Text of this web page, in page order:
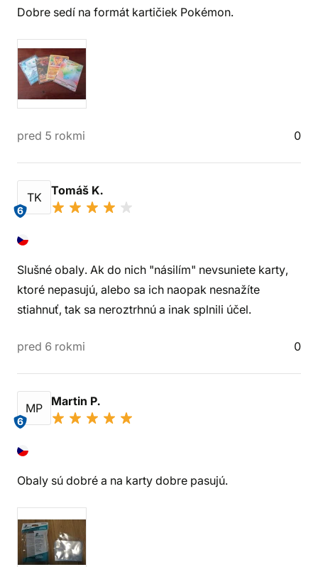
Dobre sedí na formát kartičiek Pokémon.
pred 5 rokmi 0
TK
6
Tomáš K.
Slušné obaly. Ak do nich "násilím" nevsuniete karty,
ktoré nepasujú, alebo sa ich naopak nesnažíte
stiahnuť, tak sa neroztrhnú a inak splnili účel.
pred 6 rokmi 0
MP
6
Martin P.
Obaly sú dobré a na karty dobre pasujú.